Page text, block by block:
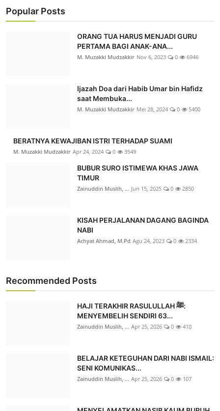
Popular Posts
ORANG TUA HARUS MENJADI GURU
PERTAMA BAGI ANAK-ANA...
M. Muzakki Mudzakkir Nov 6, 2023 0 6946
Ijazah Doa dari Habib Umar bin Hafidz
saat Membuka...
M. Muzakki Mudzakkir Mei 28, 2024 0 5400
BERATNYA KEWAJIBAN ISTRI TERHADAP SUAMI
M. Muzakki Mudzakkir Apr 24, 2024 0 3549
BUBUR SURO ISTIMEWA KHAS JAWA
TIMUR
Zainuddin Muslih, ... Jun 15, 2025 0 2850
KISAH PERJALANAN DAGANG BAGINDA
NABI
Achyat Ahmad, M.Pd Agu 24, 2023 0 2334
Recommended Posts
HAJI TERAKHIR RASULULLAH ﷺ:
MENYEMBELIH SENDIRI 63...
Zainuddin Muslih, ... Apr 25, 2026 0 410
BELAJAR KETEGUHAN DARI NABI ISMAIL:
SENI KOMUNIKAS...
Zainuddin Muslih, ... Apr 25, 2026 0 107